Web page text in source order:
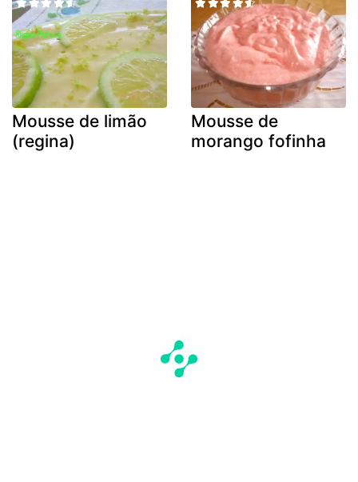
Mousse de limão
(regina)
Mousse de
morango fofinha